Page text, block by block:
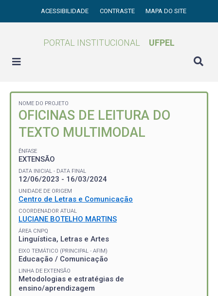
ACESSIBILIDADE CONTRASTE MAPA DO SITE
PORTAL INSTITUCIONAL UFPEL
NOME DO PROJETO
OFICINAS DE LEITURA DO
TEXTO MULTIMODAL
ÊNFASE
EXTENSÃO
DATA INICIAL - DATA FINAL
12/06/2023 - 16/03/2024
UNIDADE DE ORIGEM
Centro de Letras e Comunicação
COORDENADOR ATUAL
LUCIANE BOTELHO MARTINS
ÁREA CNPQ
Linguística, Letras e Artes
EIXO TEMÁTICO (PRINCIPAL - AFIM)
Educação / Comunicação
LINHA DE EXTENSÃO
Metodologias e estratégias de
ensino/aprendizagem